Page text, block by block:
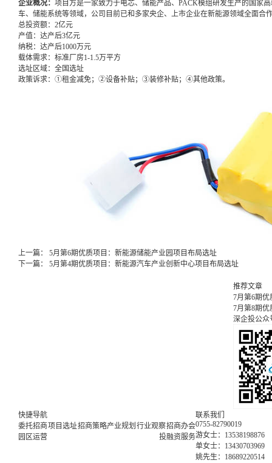
企业概况： 项目方是一家致力于电芯、储能产品、PACK模组研发生产的国家
车、储能系统等领域，公司目前已和多家央企、上市企业在新能源领域全面合
总投资额： 2亿元
产值： 达产后3亿元
纳税： 达产后1000万元
载体需求： 标准厂房1-1.5万平方
选址区域： 全国选址
政策诉求： ①租金减免；②设备补贴；③装修补贴；④其他政策。
上一篇： 5月第6期优质项目：新能源储能产业园项目布局选址
下一篇： 5月第4期优质项目：新能源汽车产业创新中心项目布局选址
推荐文章
7月第6期
7月第8期
深企投公众
快捷导航
委托招商项目选址招商策略产业规划 行业观察招商办会
园区运营
投融资服务
联系我们
0755-82790019
游女士：13538198876
单女士：13430703969
姚先生：18689220514